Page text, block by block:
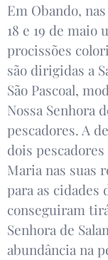
Em Obando,
18 e 19 de maio
procissões
são dirigidas a
São Pascoal,
Nossa Senhora
pescadores. A
dois
Maria nas suas
para as cidades
conseguiram
Senhora de
abundância na